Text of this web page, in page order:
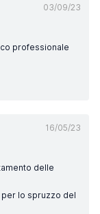
03/09/23
professionale
16/05/23
delle
per lo spruzzo del